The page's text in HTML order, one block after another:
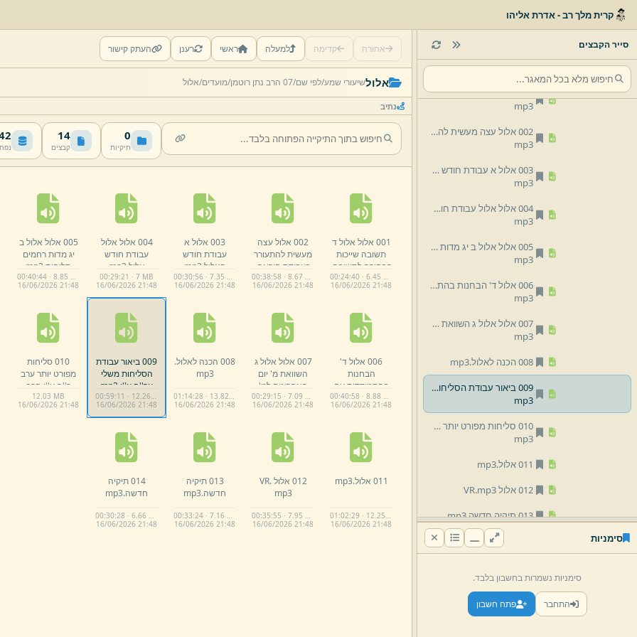
קרית מלך רב - אדרת אליהו
סייר הקבצים
גמרא
אלול
001 אלול אלול ד תשובה שייכות הבחירה לתשובה.
mp3
002 אלול עצה מעשית להתעורר בעבודת היראה.
mp3
003 אלול א עבודת חודש האלול.
mp3
004 אלול אלול עבודת חודש אלול.
mp3
005 אלול אלול ב יג מדות רחמים סליחות.
mp3
006 אלול ד' הבחנות בהתמודדות עם היצה''ר ודרך ההתמודדות.
mp3
007 אלול אלול ג השוואת מ' יום האחרונים למ' הראשונים.
mp3
008 הכנה לאלול.
mp3
009 ביאור עבודת הסליחות משלי ער''ה ע''ו.
mp3
010 סליחות מפורט יותר ערב ר''ה ע''ו הרב דרזי.
mp3
011 אלול.
mp3
012 אלול VR.
mp3
013 תיקיה חדשה.
mp3
mp3
חגים אחרים
חנוכה
סימניות
סימניות נשמרות בחשבון בלבד.
התחבר פתח חשבון
אחורה קדימה למעלה ראשי רענן העתק קישור
אלולשיעורי שמע/לפי שם/07 הרב נתן רוטמן/ מועדים/אלול
נתיב
0
תיקיות
14
קבצים נפח
001 אלול אלול ד
תשובה שייכות
הבחירה לתשובה.
mp3
00:24:40 · 6.45 MB
16/06/2026 21:48
002 אלול עצה
מעשית להתעורר
בעבודת היראה.
mp3
00:38:58 · 8.67 MB
16/06/2026 21:48
003 אלול א
עבודת חודש
האלול. mp3
00:30:56 · 7.35 MB
16/06/2026 21:48
004 אלול אלול
עבודת חודש
אלול. mp3
00:29:21 · 7 MB
16/06/2026 21:48
005 אלול אלול ב
יג מדות רחמים
סליחות. mp3
00:40:44 · 8.85 MB
16/06/2026 21:48
006 אלול ד'
הבחנות
בהתמודדות עם
היצה''ר ודרך
ההתמודדות.mp3
00:40:58 · 8.88 MB
16/06/2026 21:48
007 אלול אלול ג
השוואת מ' יום
האחרונים למ'
הראשונים.mp3
00:29:15 · 7.09 MB
16/06/2026 21:48
008 הכנה לאלול.
mp3
01:14:28 · 13.82 MB
16/06/2026 21:48
009 ביאור עבודת
הסליחות משלי
ער''ה ע''ו. mp3
00:59:11 · 12.26 MB
16/06/2026 21:48
010 סליחות
מפורט יותר ערב
ר''ה ע''ו הרב
דרזי.mp3
12.03 MB
16/06/2026 21:48
011 אלול. mp3
01:02:29 · 12.25 MB
16/06/2026 21:48
012 אלול VR.
mp3
00:35:55 · 7.95 MB
16/06/2026 21:48
013 תיקיה
חדשה.mp3
00:33:24 · 7.16 MB
16/06/2026 21:48
014 תיקיה
חדשה.mp3
00:30:28 · 6.66 MB
16/06/2026 21:48